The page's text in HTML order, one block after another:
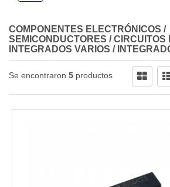
COMPONENTES ELECTRÓNICOS /
SEMICONDUCTORES /CIRCUITOS
INTEGRADOS VARIOS /
Se encontraron 5 productos